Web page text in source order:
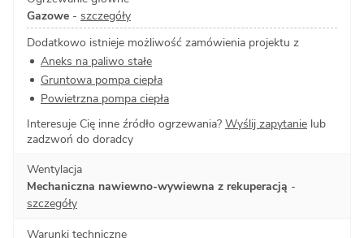
Gazowe - szczegóły
Dodatkowo istnieje możliwość zamówienia projektu z
Aneks na paliwo stałe
Gruntowa pompa ciepła
Powietrzna pompa ciepła
Interesuje Cię inne źródło ogrzewania? Wyślij zapytanie lub
zadzwoń do doradcy
Wentylacja
Mechaniczna nawiewno-wywiewna z rekuperacją -
szczegóły
Warunki techniczne